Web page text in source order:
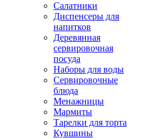
Салатники
Диспенсеры для
напитков
Деревянная
сервировочная
посуда
Наборы для воды
Сервировочные
блюда
Менажницы
Мармиты
Тарелки для торта
Кувшины